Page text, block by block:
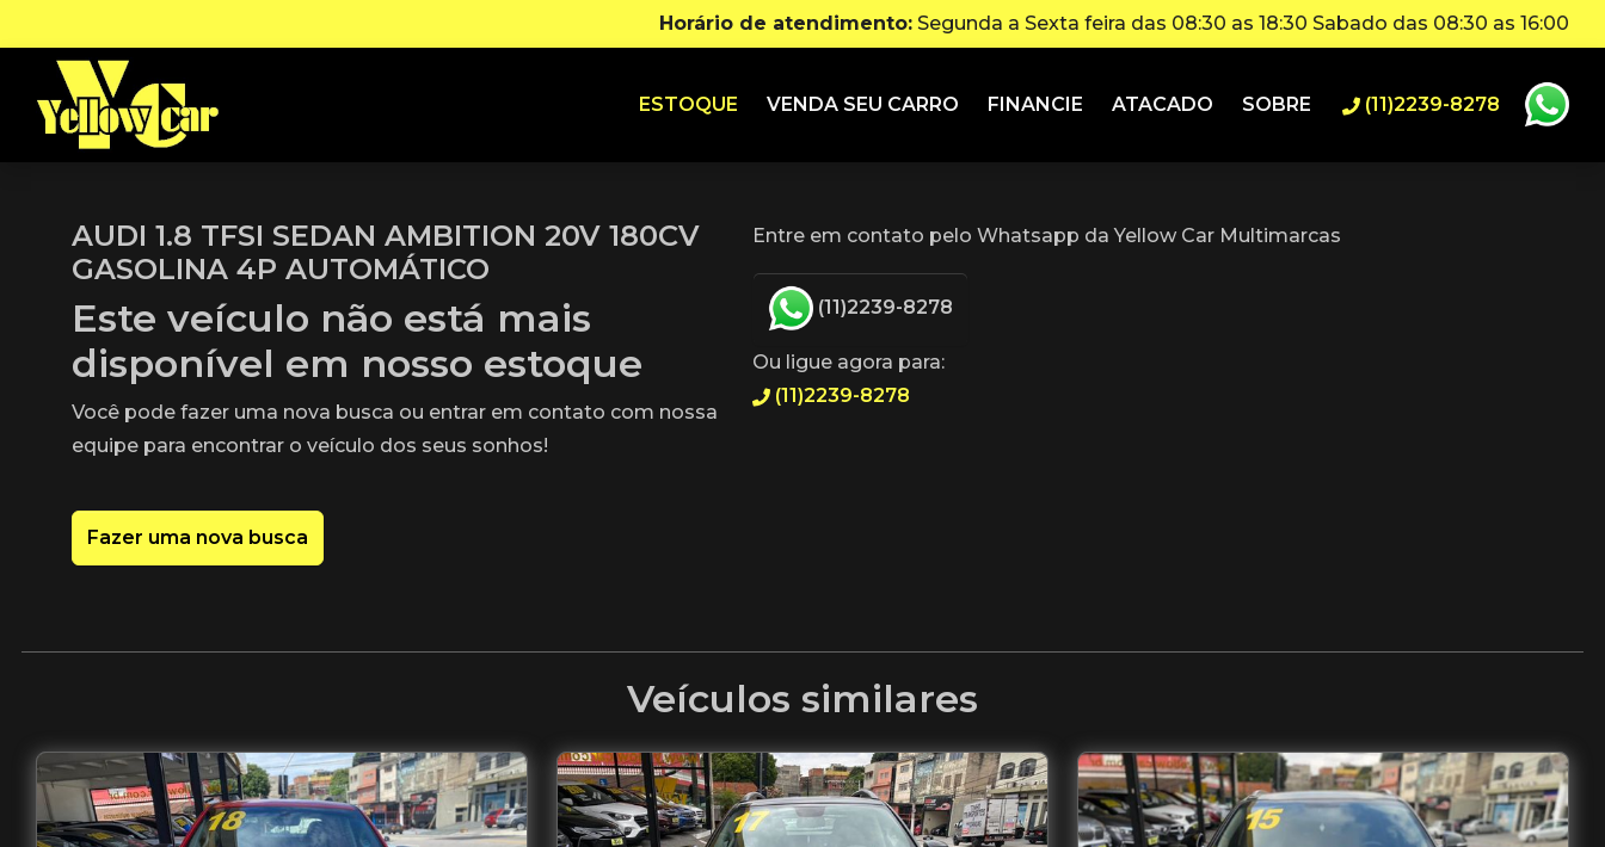
Horário de atendimento: Segunda a Sexta feira das 08:30 as 18:30 Sabado das 08:30 as 16:00
ESTOQUE VENDA SEU CARRO FINANCIE ATACADO SOBRE (11)2239-8278
AUDI 1.8 TFSI SEDAN AMBITION 20V 180CV
GASOLINA 4P AUTOMÁTICO
Este veículo não está mais
disponível em nosso estoque
Você pode fazer uma nova busca ou entrar em contato com nossa
equipe para encontrar o veículo dos seus sonhos!
Fazer uma nova busca
Entre em contato pelo Whatsapp da Yellow Car Multimarcas
(11)2239-8278
Ou ligue agora para:
(11)2239-8278
Veículos similares